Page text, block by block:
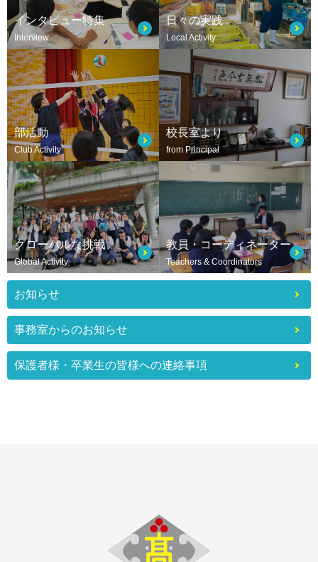
インタビュー特集
Interview
日々の実践
Local Activity
部活動
Club Activity
校長室より
from Principal
グローバルな挑戦
Global Activity
教員・コーディネーター
Teachers & Coordinators
お知らせ
事務室からのお知らせ
保護者様・卒業生の皆様への連絡事項